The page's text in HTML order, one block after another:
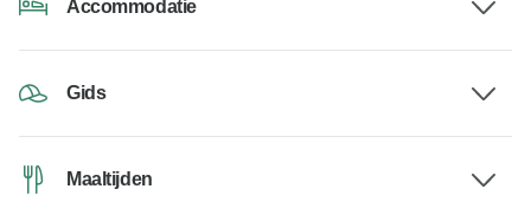
Accommodatie
Gids
Maaltijden